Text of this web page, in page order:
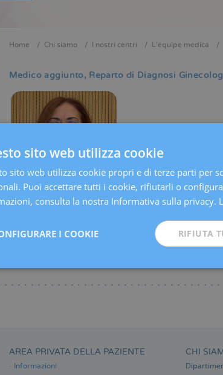
di
Home Chi siamo I nostri centri L'équipe medica
Medico aggiunto Reparto di Diagnosi
Lingue:
Specialità: Diagnosi
AREA PRIVATA DELLA PAZIENTE
Informazioni
CHI
sito web utilizza cookie
sito web utilizza cookie propri e di terze parti per
Puoi accettare tutti i cookie, rifiutarli o
consulta la nostra Informativa sulla privacy.
RIFIUTA
I COOKIE